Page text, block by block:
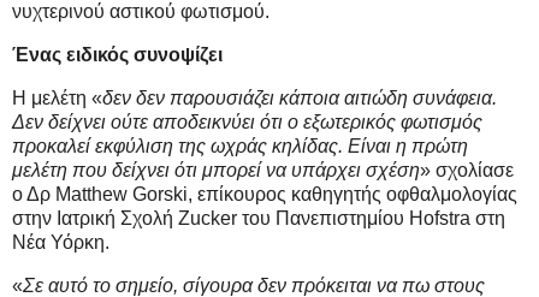
νυχτερινού αστικού φωτισμού.
Ένας ειδικός συνοψίζει
Η μελέτη «δεν δεν παρουσιάζει κάποια αιτιώδη συνάφεια.
Δεν δείχνει ούτε αποδεικνύει ότι ο εξωτερικός φωτισμός
προκαλεί εκφύλιση της ωχράς κηλίδας. Είναι η πρώτη
μελέτη που δείχνει ότι μπορεί να υπάρχει σχέση» σχολίασε
ο Δρ Matthew Gorski, επίκουρος καθηγητής οφθαλμολογίας
στην Ιατρική Σχολή Zucker του Πανεπιστημίου Hofstra στη
Νέα Υόρκη.
«Σε αυτό το σημείο, σίγουρα δεν πρόκειται να πω στους